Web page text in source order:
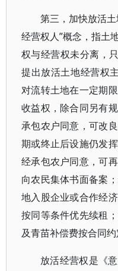
第三，加快放活
经营权人”概念，指土
权与经营权未分离，
提出放活土地经营权
对流转土地在一定期
收益权，除合同另有
承包农户同意，可改
期或终止后设施仍发
经承包农户同意，可
向农民集体书面备案
地入股企业或合作经
按同等条件优先续租
及青苗补偿费按合同约
放活经营权是《